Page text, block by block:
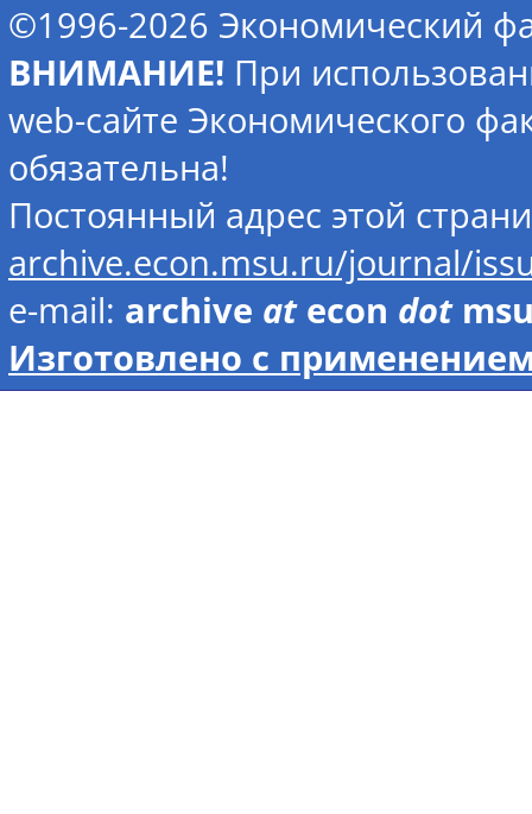
©1996-2026 Экономический
ВНИМАНИЕ! При
web-сайте Экономического
обязательна!
Постоянный адрес этой
archive.econ.msu.ru/journal/
e-mail: archive atecon dot
Изготовлено с